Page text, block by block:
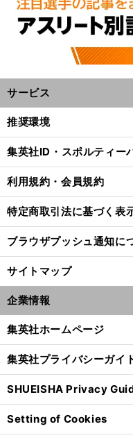
サービス
推奨環境
集英社ID・スポルティー
利用規約・会員規約
特定商取引法に基づく表
ブラウザプッシュ通知に
サイトマップ
企業情報
集英社ホームページ
集英社プライバシーガイ
SHUEISHA Privacy
Setting of Cookies